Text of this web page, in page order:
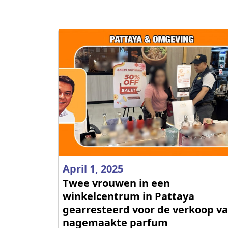
April 1, 2025
Twee vrouwen in een
winkelcentrum in Pattaya
gearresteerd voor de verkoop
nagemaakte parfum